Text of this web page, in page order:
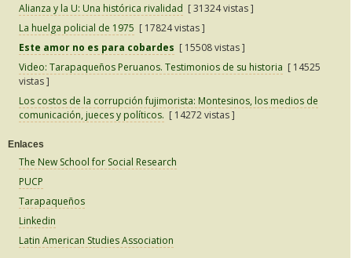
Alianza y la U: Una histórica rivalidad [ 31324 vistas ]
La huelga policial de 1975 [ 17824 vistas ]
Este amor no es para cobardes [ 15508 vistas ]
Video: Tarapaqueños Peruanos. Testimonios de su historia [ 14525
vistas ]
Los costos de la corrupción fujimorista: Montesinos, los medios de
comunicación, jueces y políticos. [ 14272 vistas ]
Enlaces
The New School for Social Research
PUCP
Tarapaqueños
Linkedin
Latin American Studies Association